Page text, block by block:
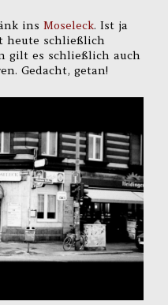
insMoseleck. Ist ja
heute schließlich
gilt es schließlich auch
Gedacht, getan!